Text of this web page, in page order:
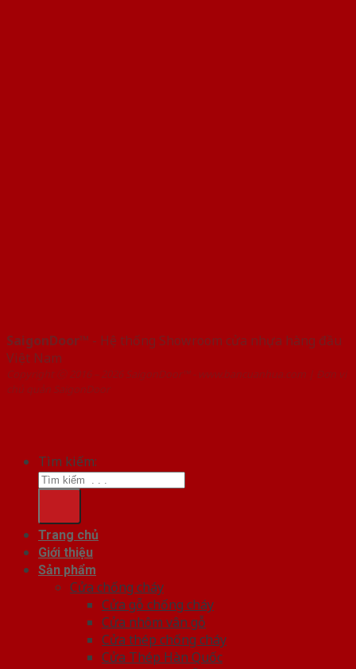
SaigonDoor™ - Hệ thống Showroom cửa nhựa hàng đầu
Việt Nam
Copyright ⓒ 2016 – 2026 SaigonDoor™ - www.bancuanhua.com | Đơn vị
chủ quản SaigonDoor
Tìm kiếm:
Trang chủ
Giới thiệu
Sản phẩm
Cửa chống cháy
Cửa gỗ chống cháy
Cửa nhôm vân gỗ
Cửa thép chống cháy
Cửa Thép Hàn Quốc